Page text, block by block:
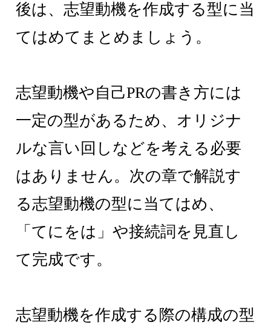
後は、志望動機を作成する型に当
てはめてまとめましょう。
志望動機や自己PRの書き方には
一定の型があるため、オリジナ
ルな言い回しなどを考える必要
はありません。次の章で解説す
る志望動機の型に当てはめ、
「てにをは」や接続詞を見直し
て完成です。
志望動機を作成する際の構成の型